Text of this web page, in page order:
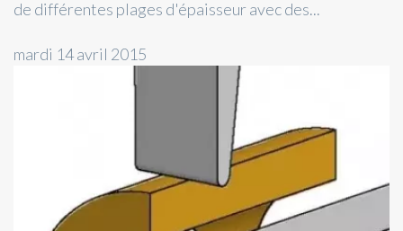
de différentes plages d'épaisseur avec des...
mardi 14 avril 2015